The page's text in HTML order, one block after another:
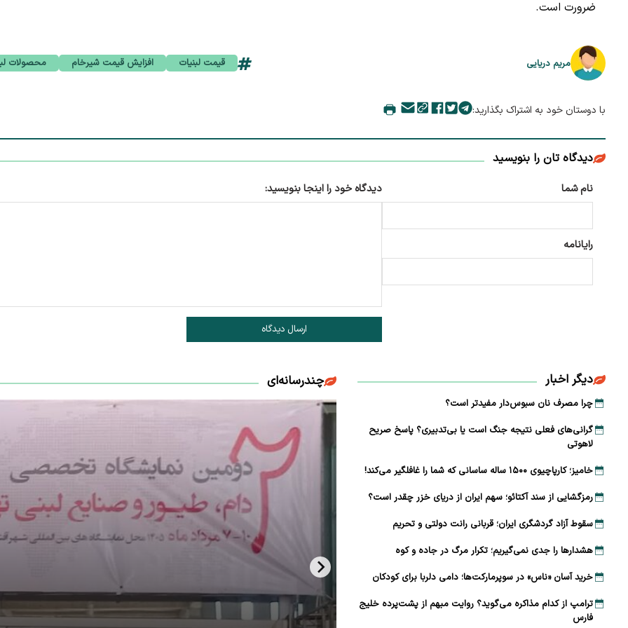
ضرورت است.
مریم دریایی قیمت لبنیات افزایش قیمت شیرخام محصولات
با دوستان خود به اشتراک بگذارید:
دیدگاه تان را بنویسید
نام شما
رایانامه
دیدگاه خود را اینجا بنویسید:
ارسال دیدگاه
دیگر اخبار
چرا مصرف نان سبوس‌دار مفیدتر است؟
گرانی‌های فعلی نتیجه جنگ است یا بی‌تدبیری؟ پاسخ صریح
لاهوتی
خامیز؛ کارپاچیوی ۱۵۰۰ ساله ساسانی که شما را غافلگیر می‌کند!
رمزگشایی از سند آکتائو؛ سهم ایران از دریای خزر چقدر است؟
سقوط آزاد گردشگری ایران؛ قربانی رانت دولتی و تحریم
هشدارها را جدی نمی‌گیریم؛ تکرار مرگ در جاده و کوه
خرید آسان «ناس» در سوپرمارکت‌ها؛ دامی دلربا برای کودکان
ترامپ از کدام مذاکره می‌گوید؟ روایت مبهم از پشت‌پرده خلیج
فارس
چندرسانه‌ای